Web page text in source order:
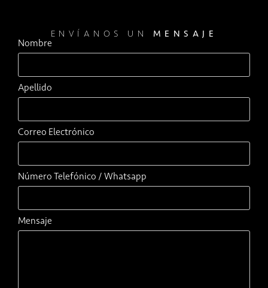
ENVÍANOS UN MENSAJE
Nombre
Apellido
Correo Electrónico
Número Telefónico / Whatsapp
Mensaje